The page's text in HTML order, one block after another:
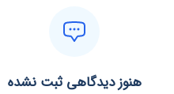
هنوز دیدگاهی ثبت نشده